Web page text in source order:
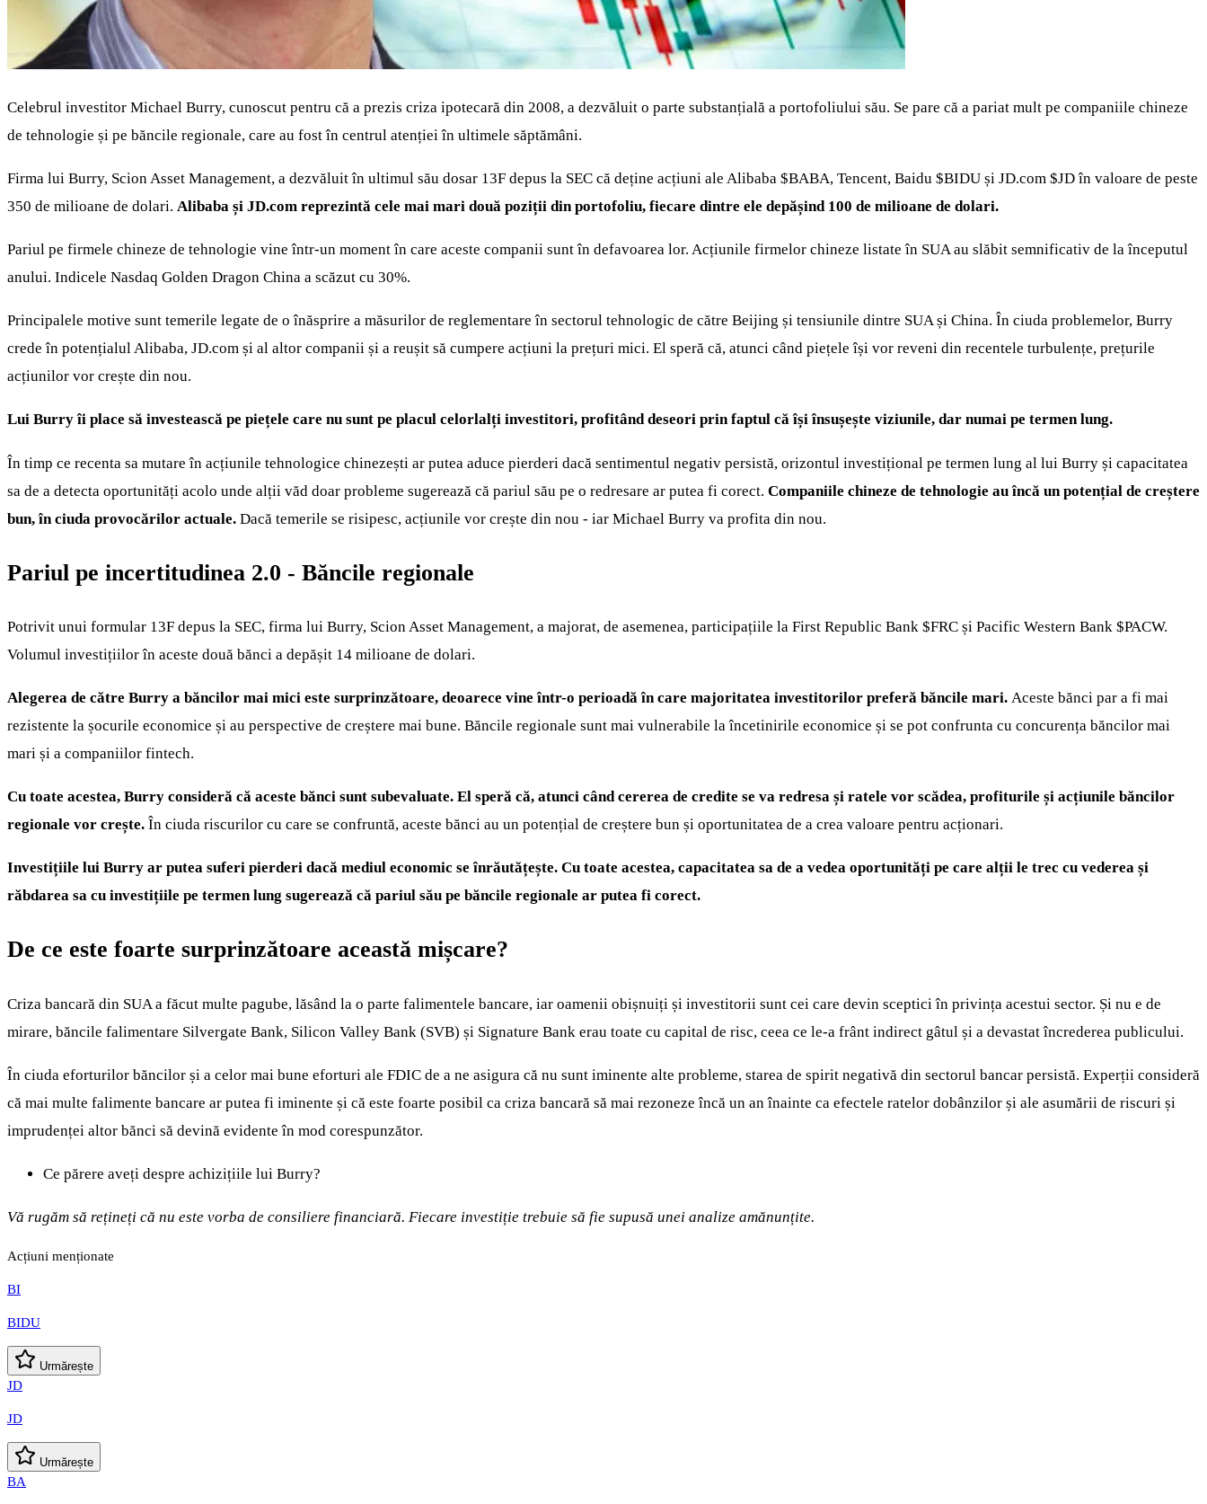
Celebrul investitor Michael Burry, cunoscut pentru că a prezis criza ipotecară din 2008, a dezvăluit o parte substanțială a portofoliului său. Se pare că a pariat mult pe companiile chineze
de tehnologie și pe băncile regionale, care au fost în centrul atenției în ultimele săptămâni.
Firma lui Burry, Scion Asset Management, a dezvăluit în ultimul său dosar 13F depus la SEC că deține acțiuni ale Alibaba $BABA, Tencent, Baidu $BIDU și JD.com $JDîn valoare de peste
350 de milioane de dolari. Alibaba și JD.com reprezintă cele mai mari două poziții din portofoliu, fiecare dintre ele depășind 100 de milioane de dolari.
Pariul pe firmele chineze de tehnologie vine într-un moment în care aceste companii sunt în defavoarea lor. Acțiunile firmelor chineze listate în SUA au slăbit semnificativ de la începutul
anului. Indicele Nasdaq Golden Dragon China a scăzut cu 30%.
Principalele motive sunt temerile legate de o înăsprire a măsurilor de reglementare în sectorul tehnologic de către Beijing și tensiunile dintre SUA și China. În ciuda problemelor, Burry
crede în potențialul Alibaba, JD.com și al altor companii și a reușit să cumpere acțiuni la prețuri mici. El speră că, atunci când piețele își vor reveni din recentele turbulențe, prețurile
acțiunilor vor crește din nou.
Lui Burry îi place să investească pe piețele care nu sunt pe placul celorlalți investitori, profitând deseori prin faptul că își însușește viziunile, dar numai pe termen lung.
În timp ce recenta sa mutare în acțiunile tehnologice chinezești ar putea aduce pierderi dacă sentimentul negativ persistă, orizontul investițional pe termen lung al lui Burry și capacitatea
sa de a detecta oportunități acolo unde alții văd doar probleme sugerează că pariul său pe o redresare ar putea fi corect. Companiile chineze de tehnologie au încă un potențial de creștere
bun, în ciuda provocărilor actuale. Dacă temerile se risipesc, acțiunile vor crește din nou - iar Michael Burry va profita din nou.
Pariul pe incertitudinea 2.0 - Băncile regionale
Potrivit unui formular 13F depus la SEC, firma lui Burry, Scion Asset Management, a majorat, de asemenea, participațiile la First Republic Bank $FRC și Pacific Western Bank $PACW.
Volumul investițiilor în aceste două bănci a depășit 14 milioane de dolari.
Alegerea de către Burry a băncilor mai mici este surprinzătoare, deoarece vine într-o perioadă în care majoritatea investitorilor preferă băncile mari. Aceste bănci par a fi mai
rezistente la șocurile economice și au perspective de creștere mai bune. Băncile regionale sunt mai vulnerabile la încetinirile economice și se pot confrunta cu concurența băncilor mai
mari și a companiilor fintech.
Cu toate acestea, Burry consideră că aceste bănci sunt subevaluate. El speră că, atunci când cererea de credite se va redresa și ratele vor scădea, profiturile și acțiunile băncilor
regionale vor crește. În ciuda riscurilor cu care se confruntă, aceste bănci au un potențial de creștere bun și oportunitatea de a crea valoare pentru acționari.
Investițiile lui Burry ar putea suferi pierderi dacă mediul economic se înrăutățește. Cu toate acestea, capacitatea sa de a vedea oportunități pe care alții le trec cu vederea și
răbdarea sa cu investițiile pe termen lung sugerează că pariul său pe băncile regionale ar putea fi corect.
De ce este foarte surprinzătoare această mișcare?
Criza bancară din SUA a făcut multe pagube, lăsând la o parte falimentele bancare, iar oamenii obișnuiți și investitorii sunt cei care devin sceptici în privința acestui sector. Și nu e de
mirare, băncile falimentare Silvergate Bank, Silicon Valley Bank (SVB) și Signature Bank erau toate cu capital de risc, ceea ce le-a frânt indirect gâtul și a devastat încrederea publicului.
În ciuda eforturilor băncilor și a celor mai bune eforturi ale FDIC de a ne asigura că nu sunt iminente alte probleme, starea de spirit negativă din sectorul bancar persistă. Experții consideră
că mai multe falimente bancare ar putea fi iminente și că este foarte posibil ca criza bancară să mai rezoneze încă un an înainte ca efectele ratelor dobânzilor și ale asumării de riscuri și
imprudenței altor bănci să devină evidente în mod corespunzător.
Ce părere aveți despre achizițiile lui Burry?
Vă rugăm să rețineți că nu este vorba de consiliere financiară. Fiecare investiție trebuie să fie supusă unei analize amănunțite.
Acțiuni menționate
BI
BIDU
Urmărește
JD
JD
Urmărește
BA